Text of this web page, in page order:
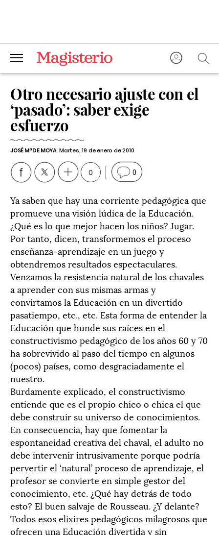
Otro necesario ajuste con el
‘pasado’: saber exige
esfuerzo
JOSÉ Mª DE MOYA Martes, 19 de enero de 2010
0 0
Ya saben que hay una corriente pedagógica que
promueve una visión lúdica de la Educación.
¿Qué es lo que mejor hacen los niños? Jugar.
Por tanto, dicen, transformemos el proceso
enseñanza-aprendizaje en un juego y
obtendremos resultados espectaculares.
Venzamos la resistencia natural de los chavales
a aprender con sus mismas armas y
convirtamos la Educación en un divertido
pasatiempo, etc., etc. Esta forma de entender la
Educación que hunde sus raíces en el
constructivismo pedagógico de los años 60 y 70
ha sobrevivido al paso del tiempo en algunos
(pocos) países, como desgraciadamente el
nuestro.
Burdamente explicado, el constructivismo
entiende que es el propio chico o chica el que
debe construir su universo de conocimientos.
En consecuencia, hay que fomentar la
espontaneidad creativa del chaval, el adulto no
debe intervenir intrusivamente porque podría
pervertir el ‘natural’ proceso de aprendizaje, el
profesor se convierte en simple gestor del
conocimiento, etc. ¿Qué hay detrás de todo
esto? El buen salvaje de Rousseau. ¿Y delante?
Todos esos elixires pedagógicos milagrosos que
ofrecen una Educación divertida y sin